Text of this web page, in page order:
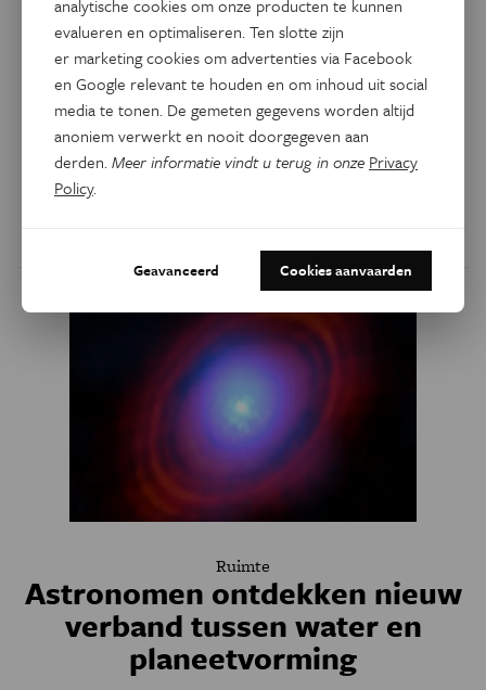
Ruimte
Deze eenzame planeet groeit
in recordtempo
Astronomen hebben een enorme ‘groeispurt’
geconstateerd bij een solitaire planeet.
Ruimte
Astronomen ontdekken nieuw
verband tussen water en
planeetvorming
analytische cookies om onze producten te kunnen
evalueren en optimaliseren. Ten slotte zijn
er marketing cookies om advertenties via Facebook
en Google relevant te houden en om inhoud uit social
media te tonen. De gemeten gegevens worden altijd
anoniem verwerkt en nooit doorgegeven aan
derden.Meer informatie vindt u terug in onze Privacy
Policy.
Geavanceerd Cookies aanvaarden